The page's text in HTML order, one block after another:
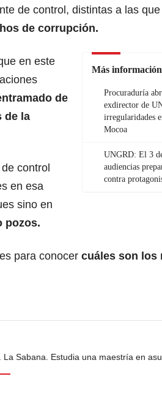
de control, distintas a las
de corrupción.
Más información
Procuraduría
exdirector de
irregularidades
Mocoa
UNGRD: El 3
audiencias
contra
en este
de
de la
control
en esa
sino en
pozos.
para conocer cuáles son los
La Sabana. Estudia una maestría en